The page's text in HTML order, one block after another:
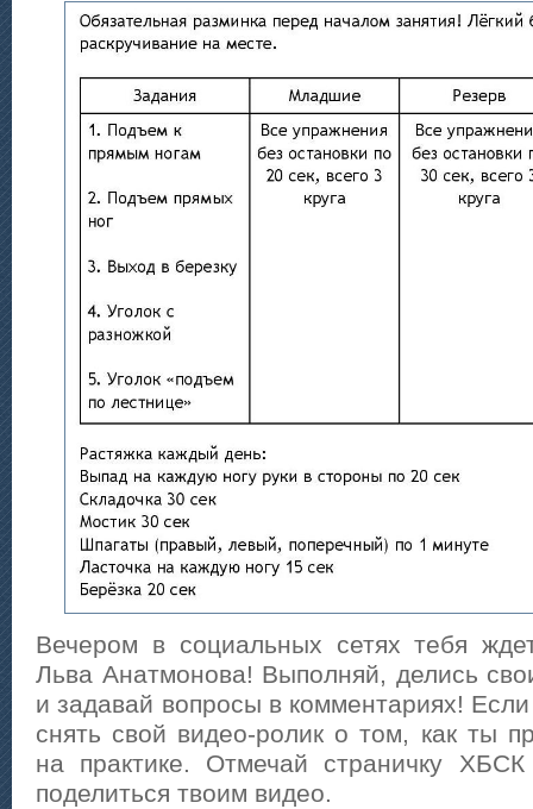
Вечером в социальных сетях тебя
Льва Анатмонова! Выполняй, делись
и задавай вопросы в комментариях!
снять свой видео-ролик о том, как ты
на практике. Отмечай страничку
поделиться твоим видео.